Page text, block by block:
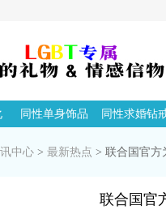
同性单身饰品 同性求婚钻
中心 > 最新热点 > 联合国官方
联合国官